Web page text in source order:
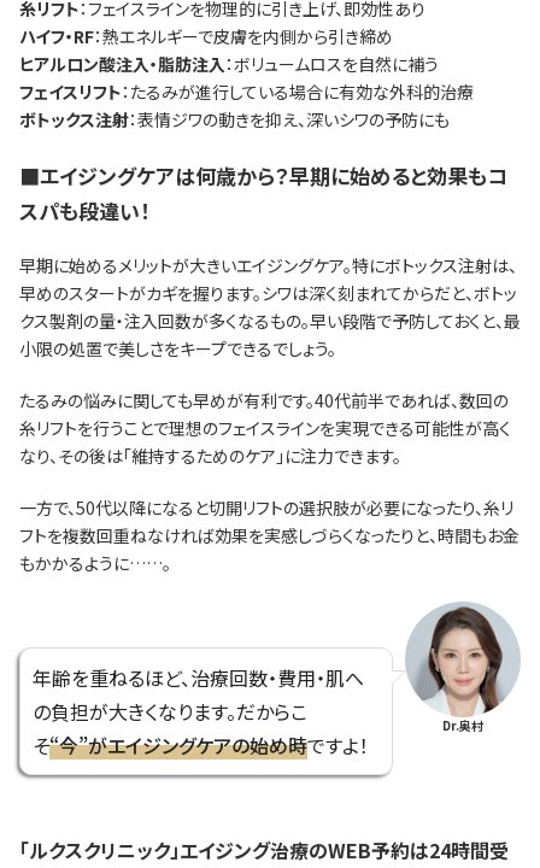
糸リフト：フェイスラインを物理的に引き上げ、即効性あり
ハイフ・RF：熱エネルギーで皮膚を内側から引き締め
ヒアルロン酸注入・脂肪注入：ボリュームロスを自然に補う
フェイスリフト：たるみが進行している場合に有効な外科的治療
ボトックス注射：表情ジワの動きを抑え、深いシワの予防にも
■エイジングケアは何歳から？早期に始めると効果もコ
スパも段違い！
早期に始めるメリットが大きいエイジングケア。特にボトックス注射は、
早めのスタートがカギを握ります。シワは深く刻まれてからだと、ボトッ
クス製剤の量・注入回数が多くなるもの。早い段階で予防しておくと、最
小限の処置で美しさをキープできるでしょう。
たるみの悩みに関しても早めが有利です。40代前半であれば、数回の
糸リフトを行うことで理想のフェイスラインを実現できる可能性が高く
なり、その後は「維持するためのケア」に注力できます。
一方で、50代以降になると切開リフトの選択肢が必要になったり、糸リ
フトを複数回重ねなければ効果を実感しづらくなったりと、時間もお金
もかかるように……。
年齢を重ねるほど、治療回数・費用・肌へ
の負担が大きくなります。だからこ
そ“今”がエイジングケアの始め時ですよ！
Dr.奥村
「ルクスクリニック」エイジング治療のWEB予約は24時間受